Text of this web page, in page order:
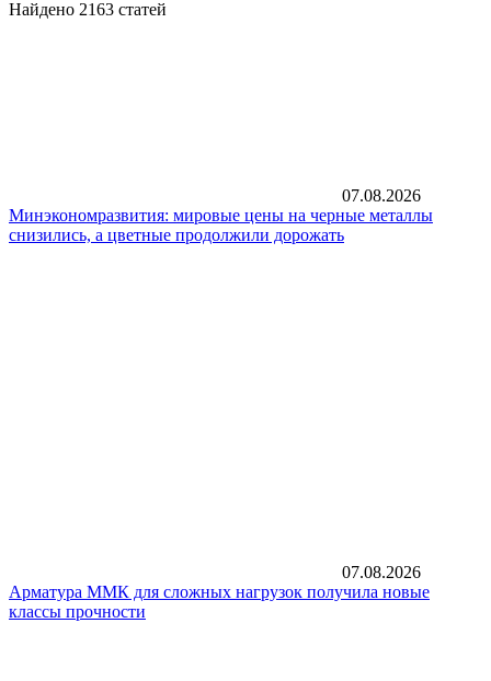
Найдено 2163 статей
07.08.2026
Минэкономразвития: мировые цены на черные металлы
снизились, а цветные продолжили дорожать
07.08.2026
Арматура ММК для сложных нагрузок получила новые
классы прочности